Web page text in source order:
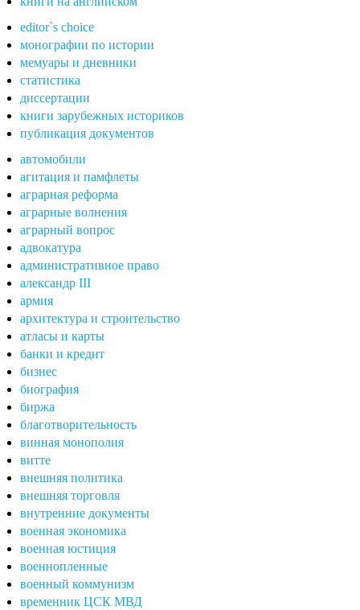
editor`s choice
монографии по истории
мемуары и дневники
статистика
диссертации
книги зарубежных историков
публикация документов
автомобили
агитация и памфлеты
аграрная реформа
аграрные волнения
аграрный вопрос
адвокатура
административное право
александр III
армия
архитектура и строительство
атласы и карты
банки и кредит
бизнес
биография
биржа
благотворительность
винная монополия
витте
внешняя политика
внешняя торговля
внутренние документы
военная экономика
военная юстиция
военнопленные
военный коммунизм
временник ЦСК МВД